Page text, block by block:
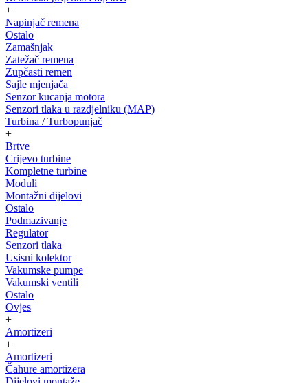
+
Napinjač remena
Ostalo
Zamašnjak
Zatežač remena
Zupčasti remen
Sajle mjenjača
Senzor kucanja motora
Senzori tlaka u razdjelniku (MAP)
Turbina / Turbopunjač
+
Brtve
Crijevo turbine
Kompletne turbine
Moduli
Montažni dijelovi
Ostalo
Podmazivanje
Regulator
Senzori tlaka
Usisni kolektor
Vakumske pumpe
Vakumski ventili
Ostalo
Ovjes
+
Amortizeri
+
Amortizeri
Čahure amortizera